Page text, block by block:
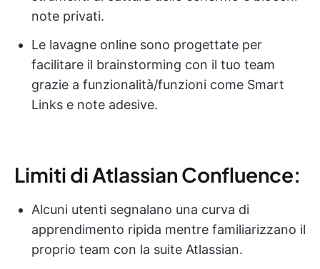
note privati.
Le lavagne online sono progettate per
facilitare il brainstorming con il tuo team
grazie a funzionalità/funzioni come Smart
Links e note adesive.
Limiti di Atlassian Confluence:
Alcuni utenti segnalano una curva di
apprendimento ripida mentre familiarizzano il
proprio team con la suite Atlassian.